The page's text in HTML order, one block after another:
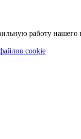
работу нашего
cookie